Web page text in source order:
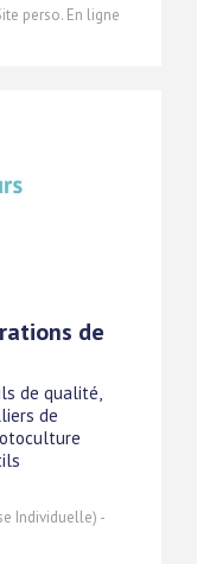
perso. En ligne
de
de qualité,
de
Individuelle) -